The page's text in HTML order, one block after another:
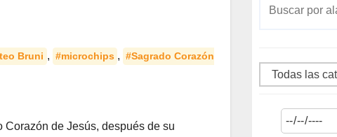
Bruni , #microchips , #Sagrado Corazón
de Jesús, después de su